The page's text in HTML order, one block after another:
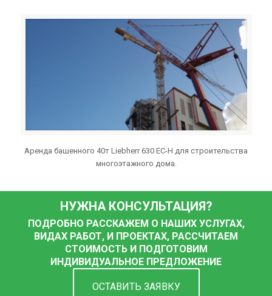
Аренда башенного 40т Liebherr 630 EC-H для строительства
многоэтажного дома.
НУЖНА КОНСУЛЬТАЦИЯ?
ПОДРОБНО РАССКАЖЕМ О НАШИХ УСЛУГАХ,
ВИДАХ РАБОТ, И ПРОЕКТАХ, РАССЧИТАЕМ
СТОИМОСТЬ И ПОДГОТОВИМ
ИНДИВИДУАЛЬНОЕ ПРЕДЛОЖЕНИЕ
ОСТАВИТЬ ЗАЯВКУ